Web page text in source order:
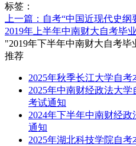
标签：
上一篇：自考“中国近现代史
2019年上半年中南财大自考毕
"2019年下半年中南财大自考
推荐
2025年秋季长江大学自
2025年中南财经政法大
考试通知
2024年下半年中南财经
通知
2025年湖北科技学院自